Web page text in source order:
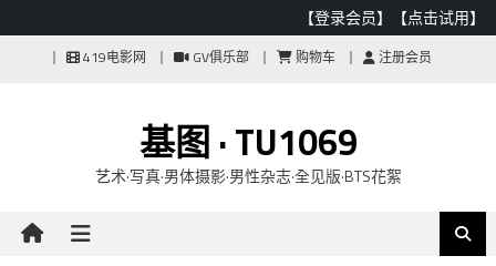
【登录会员】 【点击试用】
419电影网 GV俱乐部 购物车 注册会员
基图 · TU1069
艺术·写真·男体摄影·男性杂志·全见版·BTS花絮